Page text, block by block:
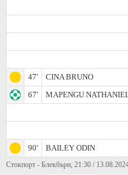
47'
CINA BRUNO
67'
MAPENGU
90'
BAILEY ODIN
Стокпорт - Блекбърн, 21:30 /